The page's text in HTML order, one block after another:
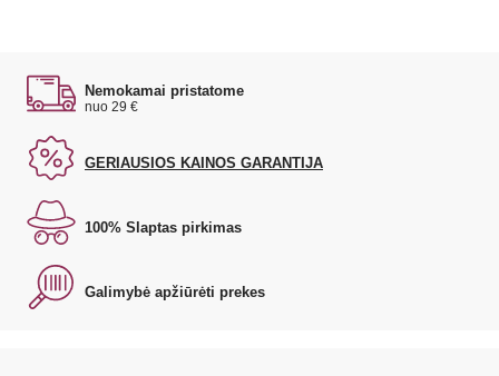
Nemokamai pristatome
nuo 29 €
GERIAUSIOS KAINOS GARANTIJA
100% Slaptas pirkimas
Galimybė apžiūrėti prekes